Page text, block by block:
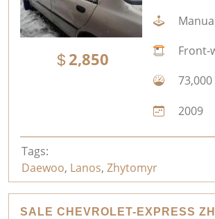
2,850
Front-
2009
Tags:
Daewoo, Lanos, Zhytomyr
SALE CHEVROLET-EXPRESS